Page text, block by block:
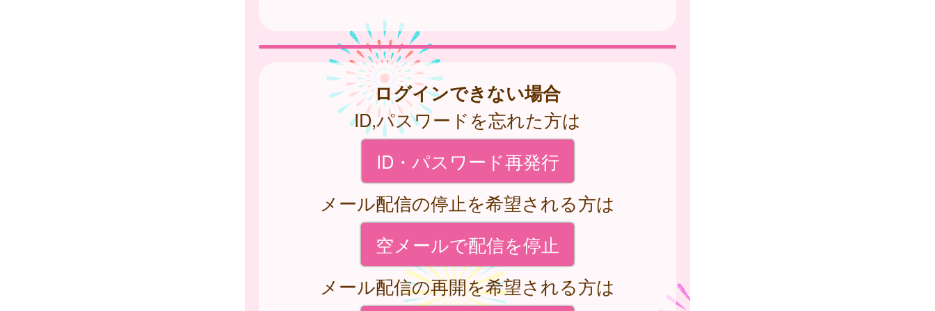
ログインできない場合
ID,パスワードを忘れた方は
ID・パスワード再発行
メール配信の停止を希望される方は
空メールで配信を停止
メール配信の再開を希望される方は